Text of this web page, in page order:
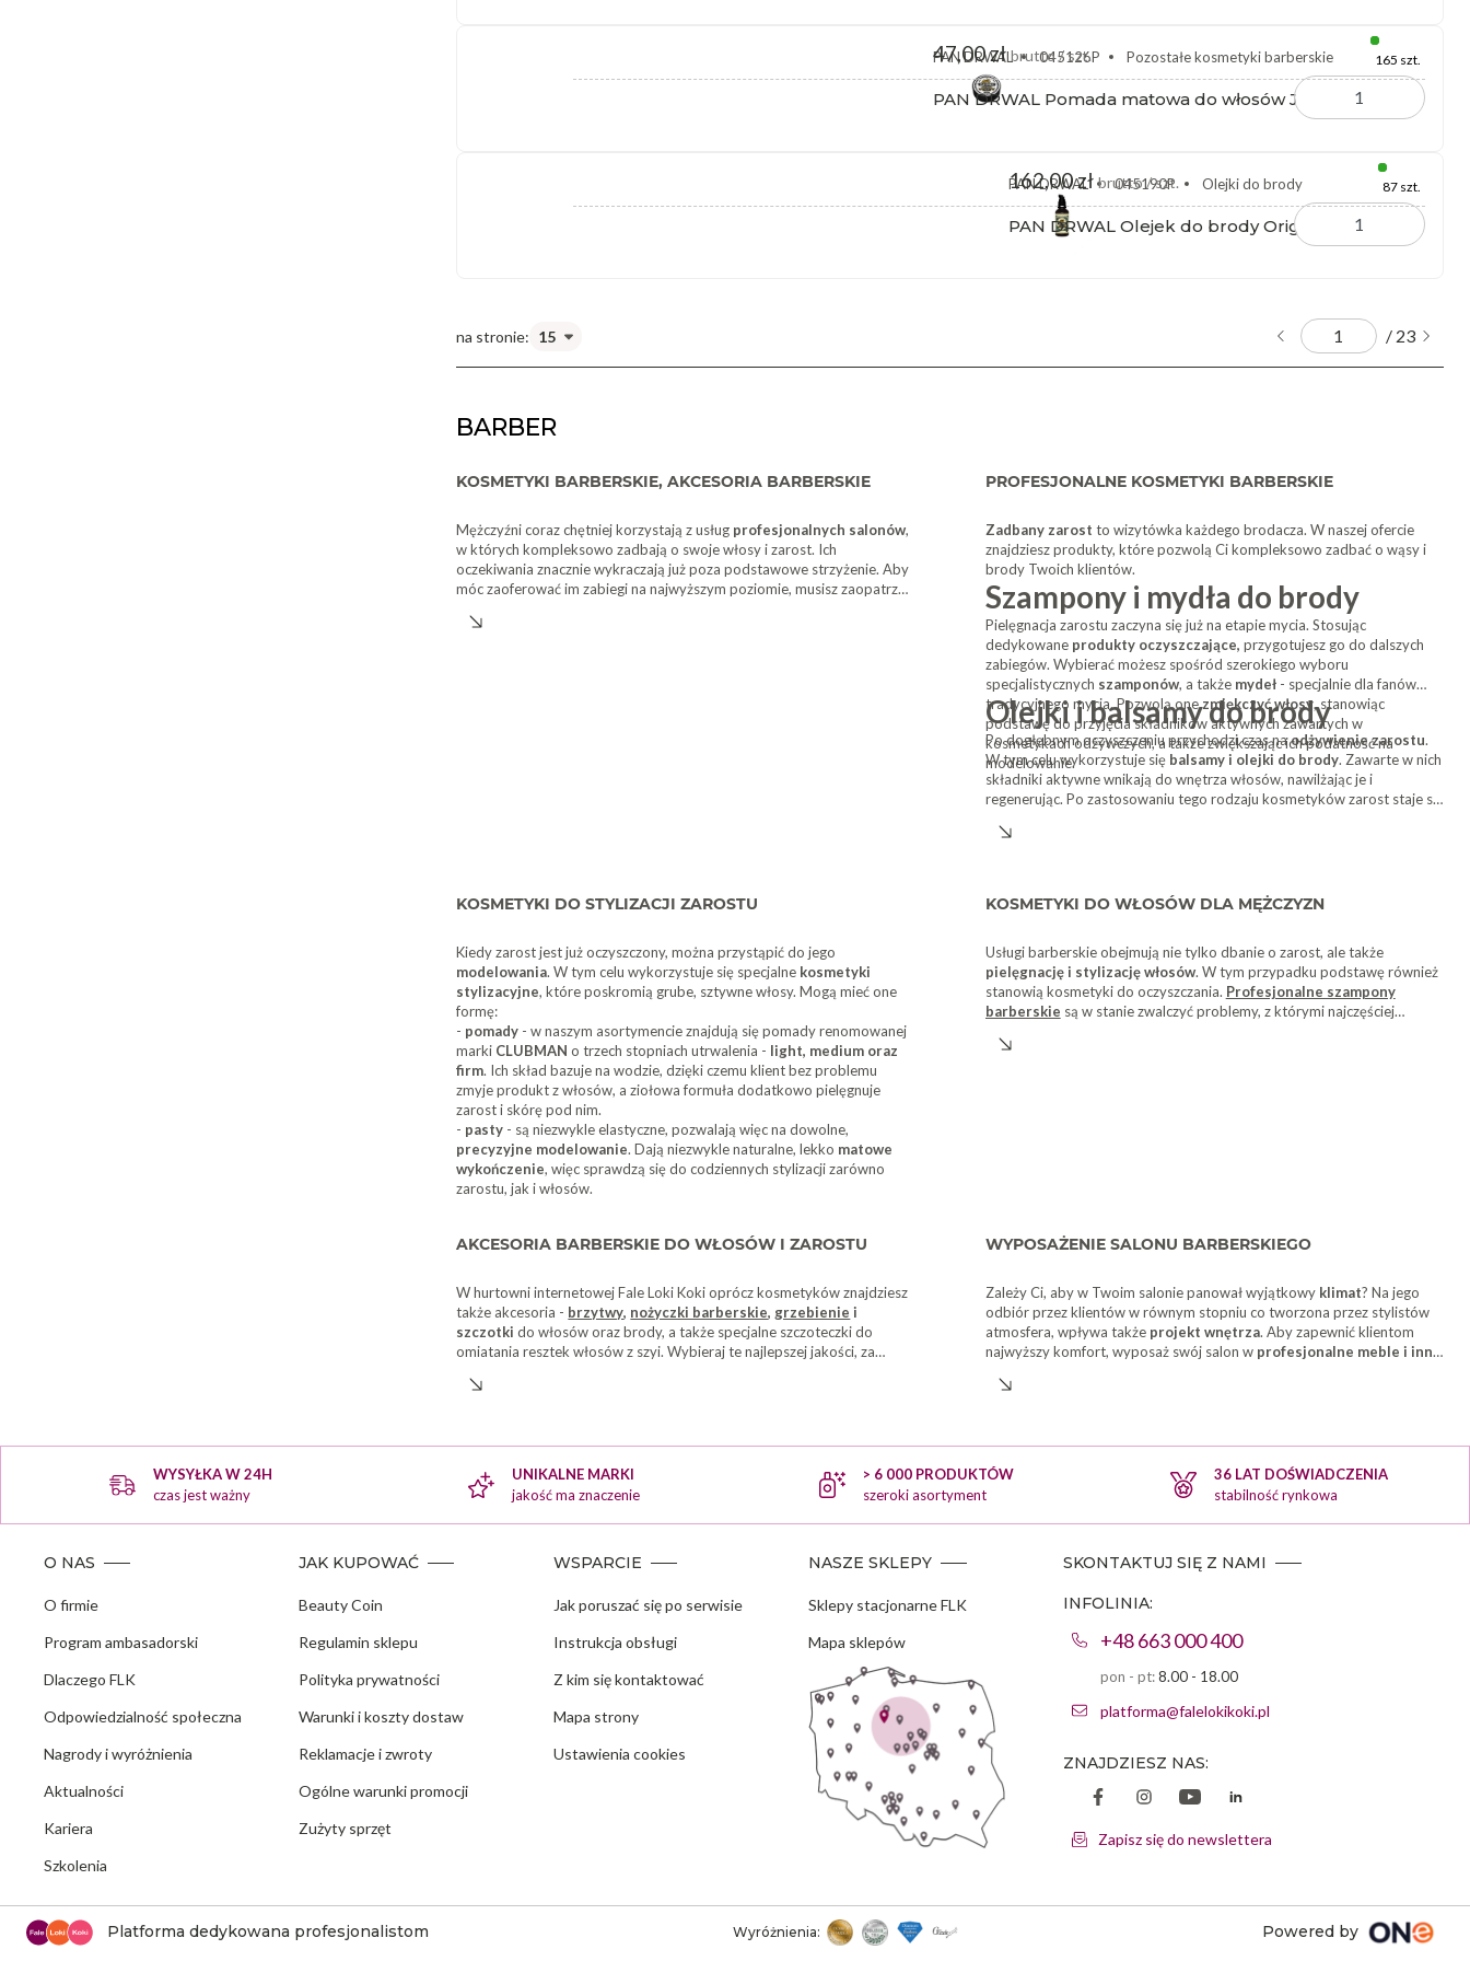
PAN DRWAL Pomada matowa do włosów Joran 60 ml
PAN DRWAL 045126P Pozostałe kosmetyki barberskie 165 szt.
47,00 zł brutto / szt.
PAN DRWAL Olejek do brody Original 100 ml
PAN DRWAL 045190P Olejki do brody 87 szt.
162,00 zł brutto / szt.
/ 23
KOSMETYKI BARBERSKIE, AKCESORIA BARBERSKIE
Mężczyźni coraz chętniej korzystają z usług profesjonalnych salonów,
w których kompleksowo zadbają o swoje włosy i zarost. Ich
oczekiwania znacznie wykraczają już poza podstawowe strzyżenie. Aby
móc zaoferować im zabiegi na najwyższym poziomie, musisz zaopatrzyć
hurtowni internetowej Fale Loki Koki
PROFESJONALNE KOSMETYKI BARBERSKIE
Zadbany zarost to wizytówka każdego brodacza. W naszej ofercie
znajdziesz produkty, które pozwolą Ci kompleksowo zadbać o wąsy i
brody Twoich klientów.
Szampony i mydła do brody
Pielęgnacja zarostu zaczyna się już na etapie mycia. Stosując
dedykowane produkty oczyszczające, przygotujesz go do dalszych
zabiegów. Wybierać możesz spośród szerokiego wyboru
specjalistycznych szamponów, a takżemydeł - specjalnie dla fanów
tradycyjnego mycia. Pozwolą onezmiękczyć włosy, stanowiąc
podstawę do przyjęcia składników aktywnych zawartych w
kosmetykach odżywczych, a także zwiększając ich podatność na
modelowanie.
Olejki i balsamy do brody
Po dogłębnym oczyszczeniu przychodzi czas naodżywienie zarostu.
W tym celu wykorzystuje się balsamy i olejki do brody. Zawarte w nich
składniki aktywne wnikają do wnętrza włosów, nawilżając je i
regenerując. Po zastosowaniu tego rodzaju kosmetyków zarost staje się
KOSMETYKI DO STYLIZACJI ZAROSTU
Kiedy zarost jest już oczyszczony, można przystąpić do jego
modelowania. W tym celu wykorzystuje się specjalne kosmetyki
stylizacyjne, które poskromią grube, sztywne włosy. Mogą mieć one
formę:
- pomady - w naszym asortymencie znajdują się pomady renomowanej
marki CLUBMANo trzech stopniach utrwalenia - light, medium oraz
firm. Ich skład bazuje na wodzie, dzięki czemu klient bez problemu
zmyje produkt z włosów, a ziołowa formuła dodatkowo pielęgnuje
zarost i skórę pod nim.
- pasty - są niezwykle elastyczne, pozwalają więc na dowolne,
precyzyjne modelowanie. Dają niezwykle naturalne, lekko matowe
wykończenie, więc sprawdzą się do codziennych stylizacji zarówno
zarostu, jak i włosów.
KOSMETYKI DO WŁOSÓW DLA MĘŻCZYZN
Usługi barberskie obejmują nie tylko dbanie o zarost, ale także
pielęgnację i stylizację włosów. W tym przypadku podstawę również
stanowią kosmetyki do oczyszczania. Profesjonalne szampony
barberskie są w stanie zwalczyć problemy, z którymi najczęściej
przedwczesne siwienie
AKCESORIA BARBERSKIE DO WŁOSÓW I ZAROSTU
W hurtowni internetowej Fale Loki Koki oprócz kosmetyków znajdziesz
także akcesoria - brzytwy, nożyczki barberskie,grzebienie i
szczotki do włosów oraz brody, a także specjalne szczoteczki do
omiatania resztek włosów z szyi. Wybieraj te najlepszej jakości, za
poziomie.
się także do tworzenia fryzur o wyraźnie zaznaczonych liniach. W parze
z brzytwą powinien iśćskładany grzebień do brody
, na przykład ten
marki BEARDBURYS. Jego design nawiązuje do noża sprężynowego w
położenia czynią z niego niezawodne, wygodne w użyciu narzędzie.
WYPOSAŻENIE SALONU BARBERSKIEGO
Zależy Ci, aby w Twoim salonie panował wyjątkowy klimat? Na jego
odbiór przez klientów w równym stopniu co tworzona przez stylistów
atmosfera, wpływa także projekt wnętrza. Aby zapewnić klientom
najwyższy komfort, wyposaż swój salon wprofesjonalne meble i inne
szerokimi siedziskami, pozwalającymi klientom wygodnie się rozsiąść, a
których przyszykujesz najpotrzebniejsze kosmetyki i akcesoria. Nie
zapomnij także o odpowiednim zaaranżowaniupoczekalni. Miękkie
skórzane kanapy zapewnią Twoim klientom komfortowe warunki
BARBER
WYSYŁKA W 24H
czas jest ważny
UNIKALNE MARKI
jakość ma znaczenie
> 6 000 PRODUKTÓW
szeroki asortyment
36 LAT DOŚWIADCZENIA
stabilność rynkowa
O NAS
O firmie
Program ambasadorski
Dlaczego FLK
Odpowiedzialność społeczna
Nagrody i wyróżnienia
Aktualności
Kariera
Szkolenia
JAK KUPOWAĆ
Beauty Coin
Regulamin sklepu
Polityka prywatności
Warunki i koszty dostaw
Reklamacje i zwroty
Ogólne warunki promocji
Zużyty sprzęt
WSPARCIE
Jak poruszać się po serwisie
Instrukcja obsługi
Z kim się kontaktować
Mapa strony
Ustawienia cookies
NASZE SKLEPY
Sklepy stacjonarne FLK
Mapa sklepów
SKONTAKTUJ SIĘ Z NAMI
INFOLINIA:
+48 663 000 400
pon - pt:8.00 - 18.00
platforma@falelokikoki.pl
ZNAJDZIESZ NAS:
Zapisz się do newslettera
Platforma dedykowana profesjonalistom Wyróżnienia: Powered by